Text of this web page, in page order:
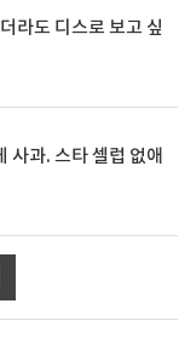
라도 디스로 보고 싶
사과. 스타 셀럽 없애